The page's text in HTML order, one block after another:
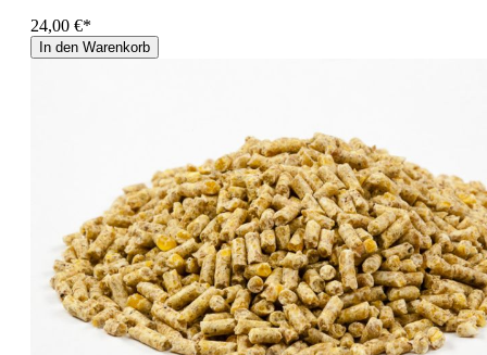
24,00 €*
In den Warenkorb